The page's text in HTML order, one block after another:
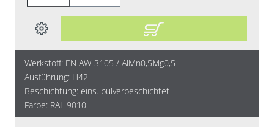
Werkstoff: EN AW-3105 / AlMn0,5Mg0,5
Ausführung: H42
Beschichtung: eins. pulverbeschichtet
Farbe: RAL 9010